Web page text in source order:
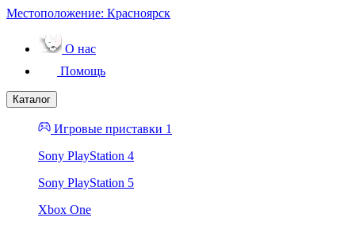
Местоположение: Красноярск
О нас
Помощь
Каталог
Игровые приставки 1
Sony PlayStation 4
Sony PlayStation 5
Xbox One